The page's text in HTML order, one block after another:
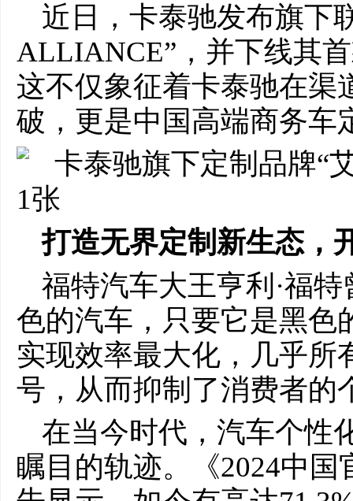
近日，卡泰驰发布旗下
ALLIANCE”，并下线其
这不仅象征着卡泰驰在渠
破，更是中国高端商务车
打造无界定制新生态，
福特汽车大王亨利·福
色的汽车，只要它是黑色
实现效率最大化，几乎所
号，从而抑制了消费者的
在当今时代，汽车个性
瞩目的轨迹。《2024中